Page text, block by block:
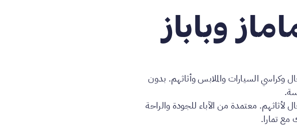
وباباز
السيارات والملابس وأثاثهم. بدون
معتمدة من الآباء للجودة والراحة
تمارا.